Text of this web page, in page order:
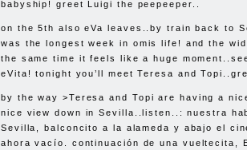
babyship! greet Luigi the peepeeper..
on the 5th also eVa leaves..by train back to
was the longest week in omis life! and the
the same time it feels like a huge
eVita! tonight you’ll meet Teresa and
by the way >Teresa and Topi are having a
nice view down in Sevilla..listen..: nuestra
Sevilla, balconcito a la alameda y abajo el
ahora vacío. continuación de una vueltecita,